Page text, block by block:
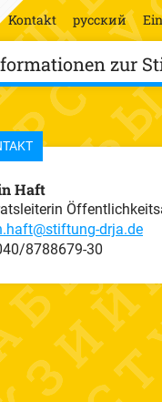
zur
Kontakt русский
Haft
drja.de
8788679-30